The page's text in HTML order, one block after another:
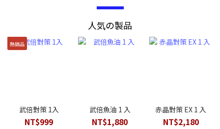
人気の製品
熱銷品
武倍對策 1入
NT$999
武倍魚油 1 入
NT$1,880
赤晶對策 EX 1 入
NT$2,180